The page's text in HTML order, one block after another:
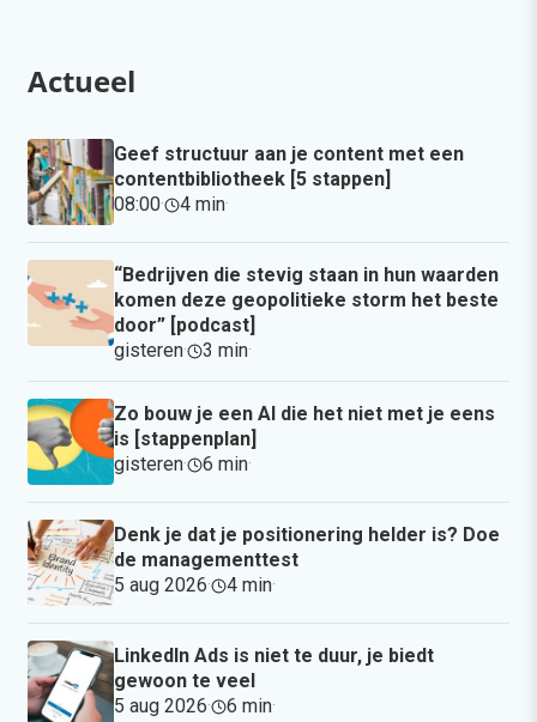
Actueel
Geef structuur aan je content met een
contentbibliotheek [5 stappen]
08:00· 4 min·
“Bedrijven die stevig staan in hun waarden
komen deze geopolitieke storm het beste
door” [podcast]
gisteren· 3 min·
Zo bouw je een AI die het niet met je eens
is [stappenplan]
gisteren· 6 min·
Denk je dat je positionering helder is? Doe
de managementtest
5 aug 2026· 4 min·
LinkedIn Ads is niet te duur, je biedt
gewoon te veel
5 aug 2026· 6 min·